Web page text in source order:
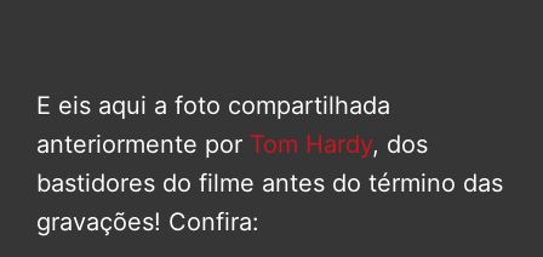
E eis aqui a foto compartilhada
anteriormente por Tom Hardy, dos
bastidores do filme antes do término das
gravações! Confira: